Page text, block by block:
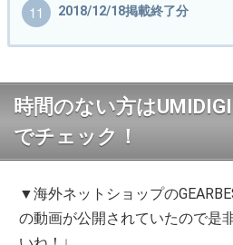
2018/12/18掲載終了分
時間のない方は
でチェック！
▼海外ネットショップの
の動画が公開されていたので是